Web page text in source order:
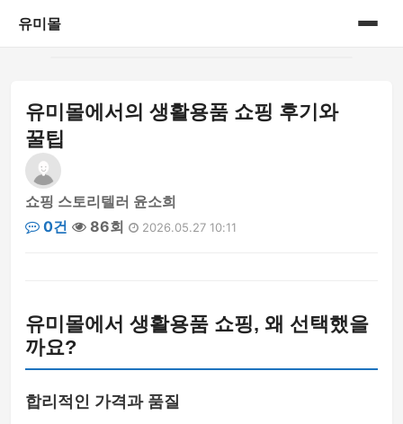
유미몰
온라인 쇼핑몰
유미몰에서의 생활용품 쇼핑 후기와
꿀팁
쇼핑 스토리텔러 윤소희
0건
86회 2026.05.27 10:11
유미몰에서 생활용품 쇼핑, 왜 선택했을
까요?
합리적인 가격과 품질